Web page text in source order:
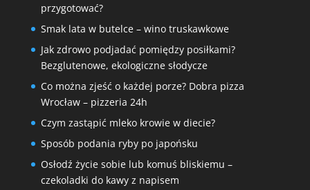
przygotować?
Smak lata w butelce – wino truskawkowe
Jak zdrowo podjadać pomiędzy posiłkami?
Bezglutenowe, ekologiczne słodycze
Co można zjeść o każdej porze? Dobra pizza
Wrocław – pizzeria 24h
Czym zastąpić mleko krowie w diecie?
Sposób podania ryby po japońsku
Osłodź życie sobie lub komuś bliskiemu –
czekoladki do kawy z napisem